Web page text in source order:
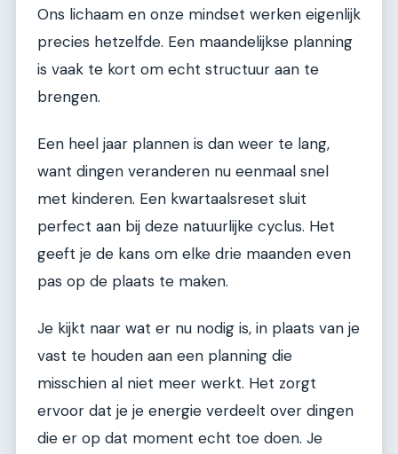
Ons lichaam en onze mindset werken eigenlijk
precies hetzelfde. Een maandelijkse planning
is vaak te kort om echt structuur aan te
brengen.
Een heel jaar plannen is dan weer te lang,
want dingen veranderen nu eenmaal snel
met kinderen. Een kwartaalsreset sluit
perfect aan bij deze natuurlijke cyclus. Het
geeft je de kans om elke drie maanden even
pas op de plaats te maken.
Je kijkt naar wat er nu nodig is, in plaats van je
vast te houden aan een planning die
misschien al niet meer werkt. Het zorgt
ervoor dat je je energie verdeelt over dingen
die er op dat moment echt toe doen. Je